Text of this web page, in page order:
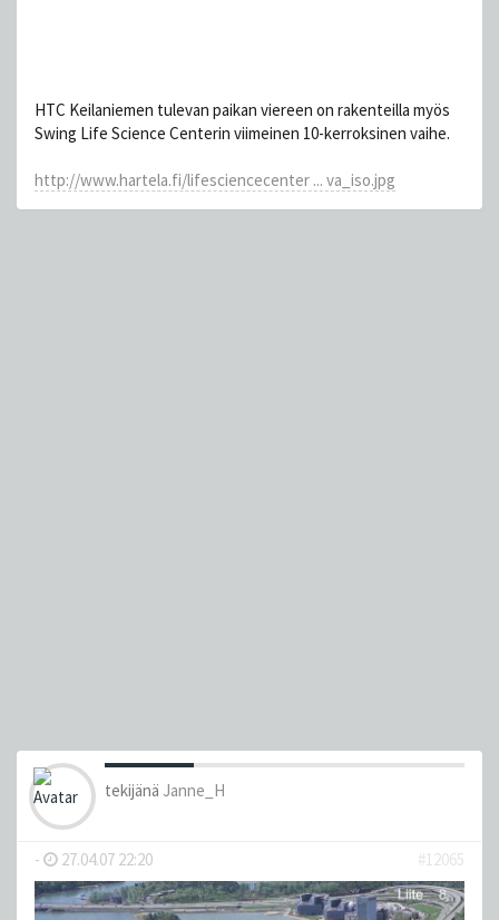
HTC Keilaniemen tulevan paikan viereen on rakenteilla myös
Swing Life Science Centerin viimeinen 10-kerroksinen vaihe.
http://www.hartela.fi/lifesciencecenter ... va_iso.jpg
tekijänä Janne_H
- 27.04.07 22:20 #12065